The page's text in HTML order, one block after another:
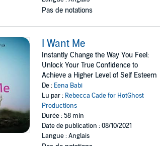
Pas de notations
I Want Me
Instantly Change the Way You Feel:
Unlock Your True Confidence to
Achieve a Higher Level of Self Esteem
De : Eena Babi
Lu par : Rebecca Cade for HotGhost
Productions
Durée : 58 min
Date de publication : 08/10/2021
Langue : Anglais